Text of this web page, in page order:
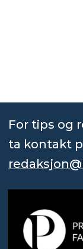
For tips og
ta kontakt